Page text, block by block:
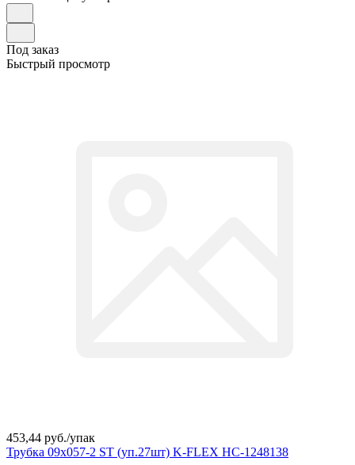
Под заказ
Быстрый просмотр
453,44 руб./упак
Трубка 09х057-2 ST (уп.27шт) K-FLEX НС-1248138